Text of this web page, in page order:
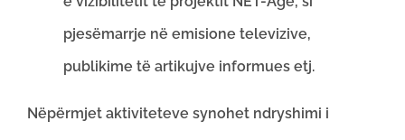
pjesëmarrje në emisione televizive,
publikime të artikujve informues etj.
Nëpërmjet aktiviteteve synohet ndryshimi i